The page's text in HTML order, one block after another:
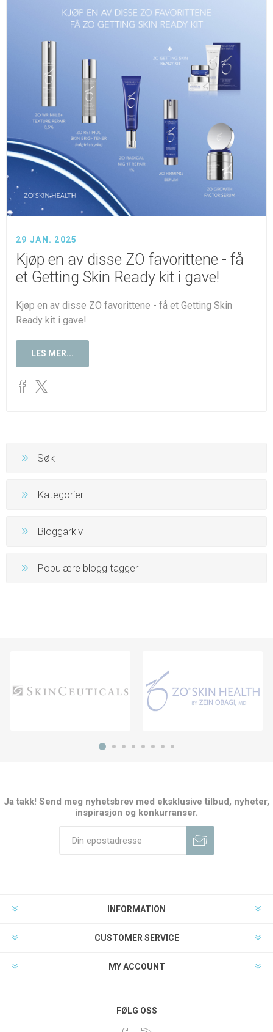
29 JAN. 2025
Kjøp en av disse ZO favorittene - få
et Getting Skin Ready kit i gave!
Kjøp en av disse ZO favorittene - få et Getting Skin
Ready kit i gave!
LES MER...
Søk
Kategorier
Bloggarkiv
Populære blogg tagger
Ja takk! Send meg nyhetsbrev med eksklusive tilbud, nyheter,
inspirasjon og konkurranser.
INFORMATION
CUSTOMER SERVICE
MY ACCOUNT
FØLG OSS